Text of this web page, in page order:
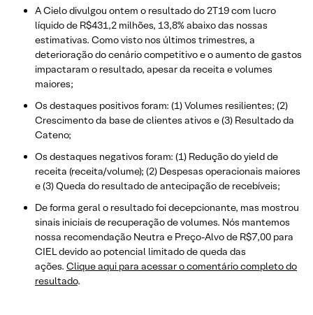
A Cielo divulgou ontem o resultado do 2T19 com lucro
líquido de R$431,2 milhões, 13,8% abaixo das nossas
estimativas. Como visto nos últimos trimestres, a
deterioração do cenário competitivo e o aumento de gastos
impactaram o resultado, apesar da receita e volumes
maiores;
Os destaques positivos foram: (1) Volumes resilientes; (2)
Crescimento da base de clientes ativos e (3) Resultado da
Cateno;
​Os destaques negativos foram: (1) Redução do yield de
receita (receita/volume); (2) Despesas operacionais maiores
e (3) Queda do resultado de antecipação de recebíveis;
De forma geral o resultado foi decepcionante, mas mostrou
sinais iniciais de recuperação de volumes. Nós mantemos
nossa recomendação Neutra e Preço-Alvo de R$7,00 para
CIEL devido ao potencial limitado de queda das
ações. Clique aqui para acessar o comentário completo do
resultado.